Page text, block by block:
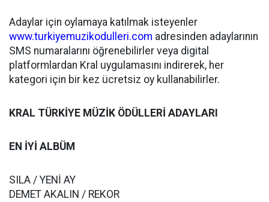
Adaylar için oylamaya katılmak isteyenler
www.turkiyemuzikodulleri.com adresinden adaylarının
SMS numaralarını öğrenebilirler veya digital
platformlardan Kral uygulamasını indirerek, her
kategori için bir kez ücretsiz oy kullanabilirler.
KRAL TÜRKİYE MÜZİK ÖDÜLLERİ ADAYLARI
EN İYİ ALBÜM
SILA / YENİ AY
DEMET AKALIN / REKOR